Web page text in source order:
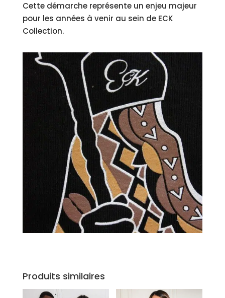
Cette démarche représente un enjeu majeur
pour les années à venir au sein de ECK
Collection.
Produits similaires